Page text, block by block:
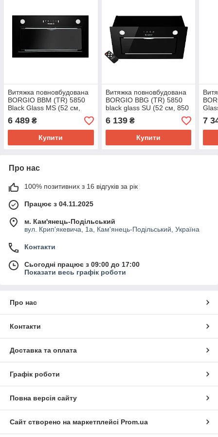
Витяжка повновбудована
BORGIO BBM (TR) 5850
Black Glass MS (52 см,
850 м3/год, чорне скло)
6 489 ₴
Купити
Витяжка повновбудована
BORGIO BBG (TR) 5850
black glass SU (52 см, 850
м3/год, чорне скло)
6 139₴
Купити
год,
7
Про нас
100% позитивних з 16 відгуків за рік
Працює з 04.11.2025
м. Кам'янець-Подільський
вул. Крип'якевича, 1а, Кам'янець-Подільський, Україна
Контакти
Сьогодні працює з 09:00 до 17:00
Показати весь графік роботи
Про нас
Контакти
Доставка та оплата
Графік роботи
Повна версія сайту
Сайт створено на маркетплейсі Prom.ua